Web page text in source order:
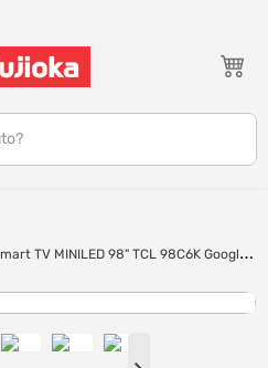
TV MINILED 98" TCL 98C6K Google
TERMOS MAIS BUSCADOS
1º
celular
5º
tablet
monitor